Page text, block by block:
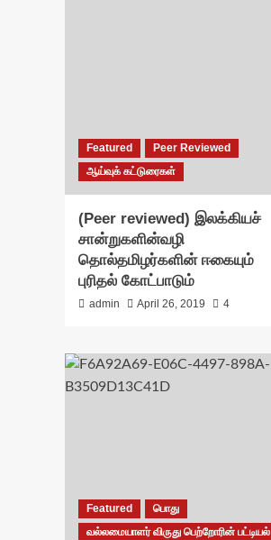
Featured
Peer Reviewed
ஆய்வுக் கட்டுரைகள்
(Peer reviewed) இலக்கியச்
சான்றுகளின்வழி
தொல்தமிழர்களின் ஈகையும்
புரிதல் கோட்பாடும்
admin April 26, 2019 4
Featured
பொது
வல்லமையாளர் விருது பெற்றோரின் பட்டியல்